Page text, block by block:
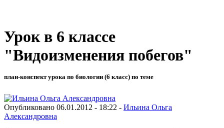
Урок в 6 классе
"Видоизменения побегов"
план-конспект урока по биологии (6 класс) по теме
Опубликовано 06.01.2012 - 18:22 - Ильина Ольга
Александровна